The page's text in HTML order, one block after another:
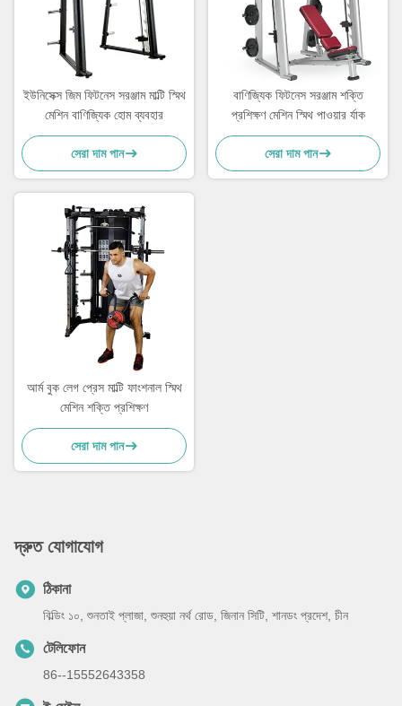
ইউনিসেক্স জিম ফিটনেস সরঞ্জাম মাল্টি স্মিথ
মেশিন বাণিজ্যিক হোম ব্যবহার
সেরা দাম পান
বাণিজ্যিক ফিটনেস সরঞ্জাম শক্তি
প্রশিক্ষণ মেশিন স্মিথ পাওয়ার র্যাক
সেরা দাম পান
আর্ম বুক লেগ প্রেস মাল্টি ফাংশনাল স্মিথ
মেশিন শক্তি প্রশিক্ষণ
সেরা দাম পান
দ্রুত যোগাযোগ
ঠিকানা
বিল্ডিং ১০, শুনতাই প্লাজা, শুনহুয়া নর্থ রোড, জিনান সিটি, শানডং প্রদেশ, চীন
টেলিফোন
86--15552643358